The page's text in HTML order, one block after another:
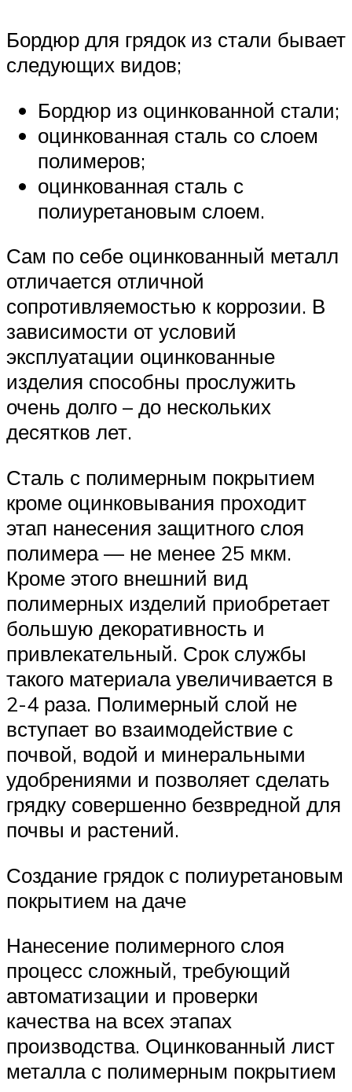
Бордюр для грядок из стали бывает
следующих видов;
Бордюр из оцинкованной стали;
оцинкованная сталь со слоем
полимеров;
оцинкованная сталь с
полиуретановым слоем.
Сам по себе оцинкованный металл
отличается отличной
сопротивляемостью к коррозии. В
зависимости от условий
эксплуатации оцинкованные
изделия способны прослужить
очень долго – до нескольких
десятков лет.
Сталь с полимерным покрытием
кроме оцинковывания проходит
этап нанесения защитного слоя
полимера — не менее 25 мкм.
Кроме этого внешний вид
полимерных изделий приобретает
большую декоративность и
привлекательный. Срок службы
такого материала увеличивается в
2-4 раза. Полимерный слой не
вступает во взаимодействие с
почвой, водой и минеральными
удобрениями и позволяет сделать
грядку совершенно безвредной для
почвы и растений.
Создание грядок с полиуретановым
покрытием на даче
Нанесение полимерного слоя
процесс сложный, требующий
автоматизации и проверки
качества на всех этапах
производства. Оцинкованный лист
металла с полимерным покрытием